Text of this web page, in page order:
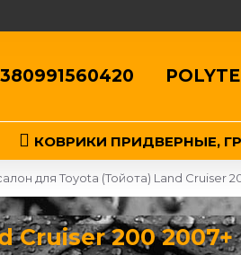
КОВРИКИ ПРИДВЕРНЫЕ,
для Toyota (Тойота) Land Cruiser
Cruiser 200 2007+